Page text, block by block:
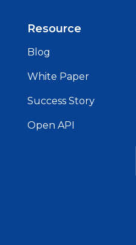
Resource
Blog
White Paper
Success Story
Open API